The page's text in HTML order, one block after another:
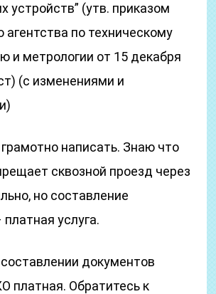
устройств” (утв. приказом
агентства по техническому
и метрологии от 15 декабря
(с изменениями и
написать. Знаю что
сквозной проезд через
но составление
услуга.
документов
платная. Обратитесь к